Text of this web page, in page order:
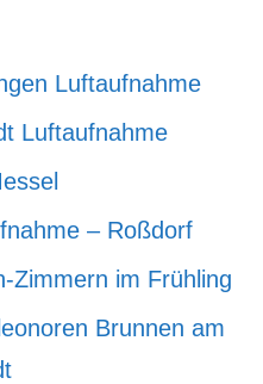
Luftaufnahme
Luftaufnahme
– Roßdorf
Zimmern im Frühling
Brunnen am